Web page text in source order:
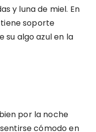
y luna de miel. En
soporte
su algo azul en la
por la noche
cómodo en